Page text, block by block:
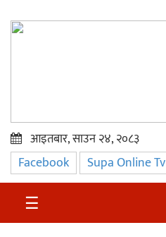
प्रमुख
समाचार
सुदुर
आइतबार, साउन २४, २०८३
Facebook Supa Online Tv
☰